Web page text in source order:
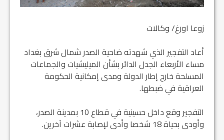
زوعا اورغ/ وكالات
أعاد التفجير الذي شهدته ضاحية الصدر شمال شرق بغداد
مساء الأربعاء الجدل الدائر بشأن الميليشيات والجماعات
المسلحة خارج إطار الدولة ومدى إمكانية الحكومة
العراقية في ضبطها.
التفجير وقع داخل حسينية في قطاع 10 بمدينة الصدر،
وأودى بحياة 18 شخصا وأدى لإصابة عشرات آخرين.